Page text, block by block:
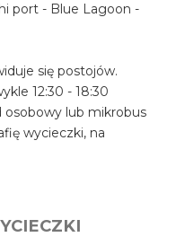
port - Blue Lagoon -
się postojów.
12:30 - 18:30
osobowy lub mikrobus
wycieczki, na